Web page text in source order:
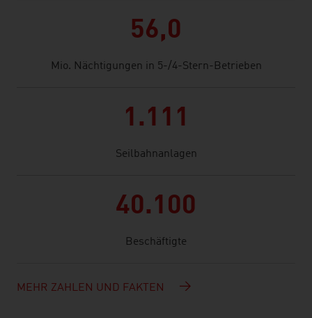
56,0
Mio. Nächtigungen in 5-/4-Stern-Betrieben
1.111
Seilbahnanlagen
40.100
Beschäftigte
MEHR ZAHLEN UND FAKTEN